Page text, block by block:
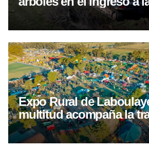
Expo Rural de
multitud acompaña la
muestra del campo